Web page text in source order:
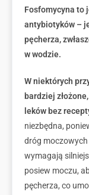
Fosfomycyna to
antybiotyków –
pęcherza,
w wodzie.
W niektórych
bardziej
leków bez
niezbędna,
dróg
wymagają
posiew moczu,
pęcherza, co